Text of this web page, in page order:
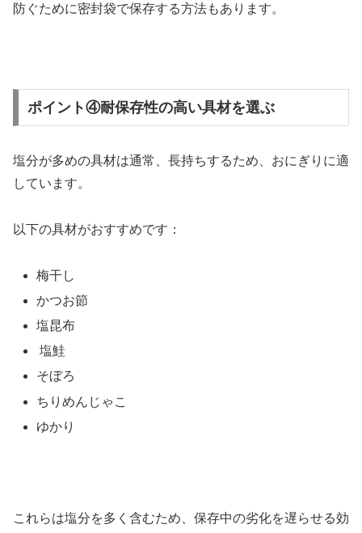
防ぐために密封袋で保存する方法もあります。
ポイント④耐保存性の高い具材を選ぶ
塩分が多めの具材は通常、長持ちするため、おにぎりに適
しています。
以下の具材がおすすめです：
梅干し
かつお節
塩昆布
塩鮭
そぼろ
ちりめんじゃこ
ゆかり
これらは塩分を多く含むため、保存中の劣化を遅らせる効